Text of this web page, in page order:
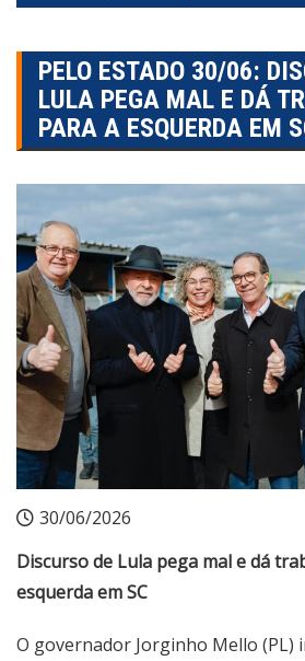
PELO ESTADO 30/06:
LULA PEGA MAL E DÁ
PARA A ESQUERDA EM
30/06/2026
Discurso de Lula pega mal e dá
esquerda em SC
O governador Jorginho Mello (PL)